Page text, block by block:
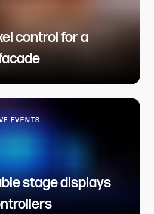
control for a
stage displays